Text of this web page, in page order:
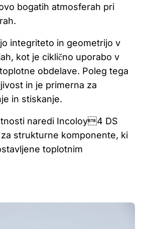
bogatih atmosferah pri
integriteto in geometrijo v
kot je ciklično uporabo v
obdelave. Poleg tega
in je primerna za
in stiskanje.
naredi Incoloy4 DS
strukturne komponente, ki
toplotnim